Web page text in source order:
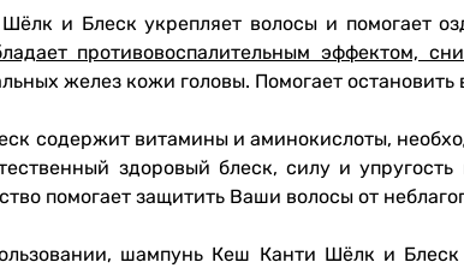
и Блеск укрепляет волосы и помогает
противовоспалительным эффектом,
желез кожи головы. Помогает остановить
содержит витамины и аминокислоты,
здоровый блеск, силу и
помогает защитить Ваши волосы от
шампунь Кеш Канти Шёлк и